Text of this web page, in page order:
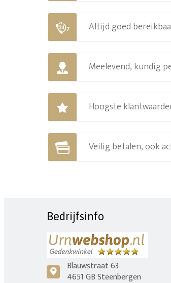
Altijd goed
Meelevend, kundig
Hoogste
Veilig betalen, ook
Bedrijfsinfo
c
Blauwstraat 63
4651 GB Steenbergen